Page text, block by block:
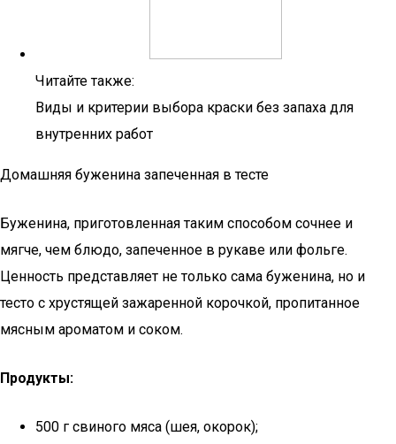
Читайте также:
Виды и критерии выбора краски без запаха для
внутренних работ
Домашняя буженина запеченная в тесте
Буженина, приготовленная таким способом сочнее и
мягче, чем блюдо, запеченное в рукаве или фольге.
Ценность представляет не только сама буженина, но и
тесто с хрустящей зажаренной корочкой, пропитанное
мясным ароматом и соком.
Продукты:
500 г свиного мяса (шея, окорок);